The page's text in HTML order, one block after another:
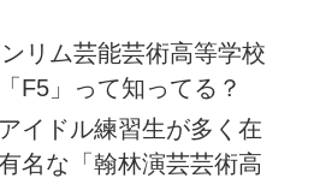
リム芸能芸術高等学校
F5」って知ってる？
イドル練習生が多く在
名な「翰林演芸芸術高